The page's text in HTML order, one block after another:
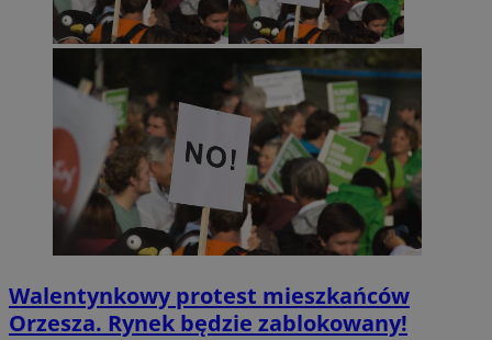
Walentynkowy protest mieszkańców
Orzesza. Rynek będzie zablokowany!